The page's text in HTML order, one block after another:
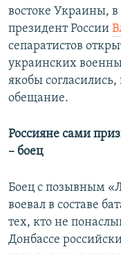
востоке Украины, в
президент России
сепаратистов
украинских
якобы
обещание.
Россияне сами
– боец
Боец с позывным
воевал в составе
тех, кто не
Донбассе